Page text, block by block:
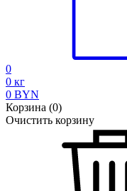
0
0 кг
0 BYN
Корзина (0)
Очистить корзину